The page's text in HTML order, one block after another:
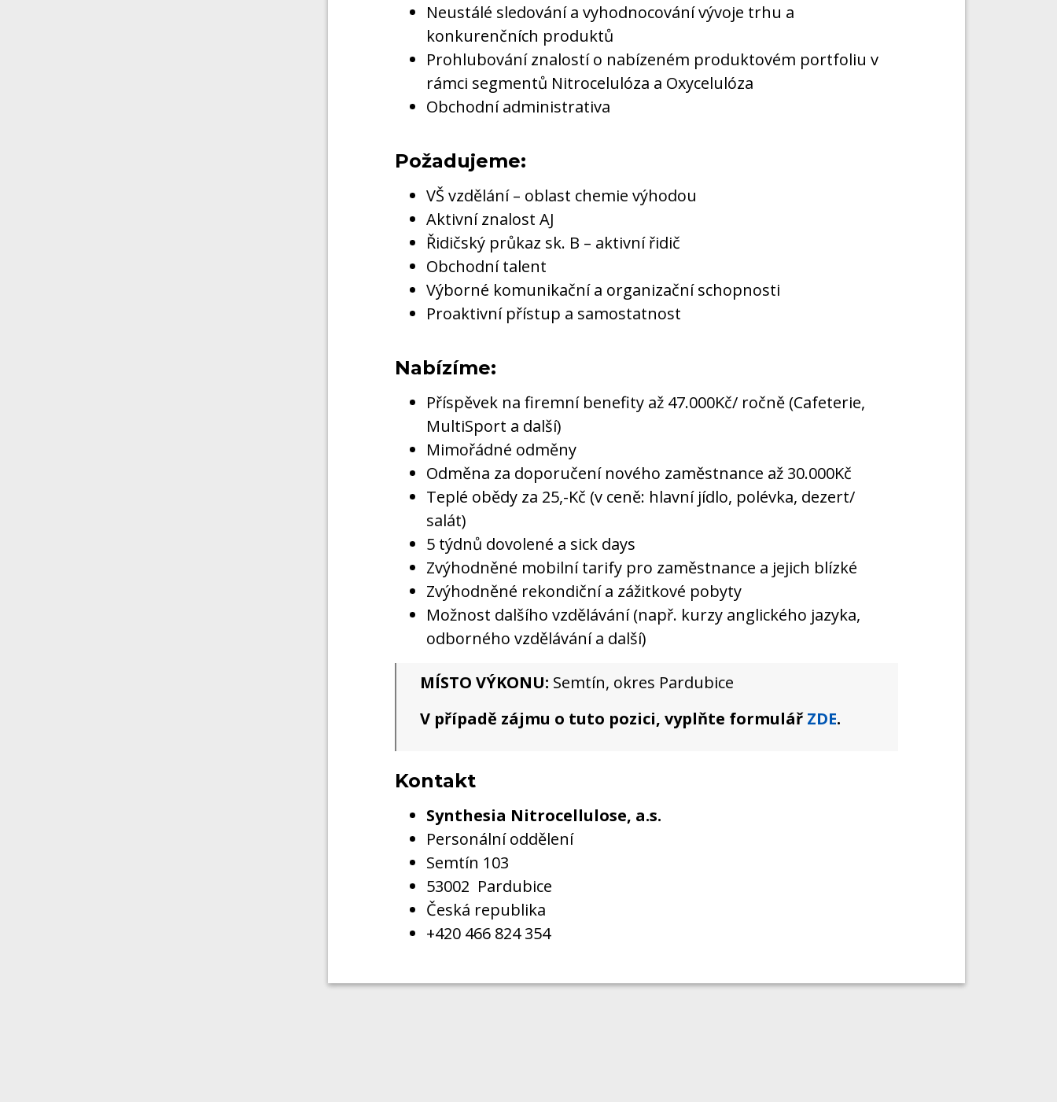
Neustálé sledování a vyhodnocování vývoje trhu a
konkurenčních produktů
Prohlubování znalostí o nabízeném produktovém portfoliu v
rámci segmentů Nitrocelulóza a Oxycelulóza
Obchodní administrativa
Požadujeme:
VŠ vzdělání – oblast chemie výhodou
Aktivní znalost AJ
Řidičský průkaz sk. B – aktivní řidič
Obchodní talent
Výborné komunikační a organizační schopnosti
Proaktivní přístup a samostatnost
Nabízíme:
Příspěvek na firemní benefity až 47.000Kč/ ročně (Cafeterie,
MultiSport a další)
Mimořádné odměny
Odměna za doporučení nového zaměstnance až 30.000Kč
Teplé obědy za 25,-Kč (v ceně: hlavní jídlo, polévka, dezert/
salát)
5 týdnů dovolené a sick days
Zvýhodněné mobilní tarify pro zaměstnance a jejich blízké
Zvýhodněné rekondiční a zážitkové pobyty
Možnost dalšího vzdělávání (např. kurzy anglického jazyka,
odborného vzdělávání a další)
MÍSTO VÝKONU: Semtín, okres Pardubice
V případě zájmu o tuto pozici, vyplňte formulářZDE.
Kontakt
Synthesia Nitrocellulose, a.s.
Personální oddělení
Semtín 103
53002 Pardubice
Česká republika
+420 466 824 354